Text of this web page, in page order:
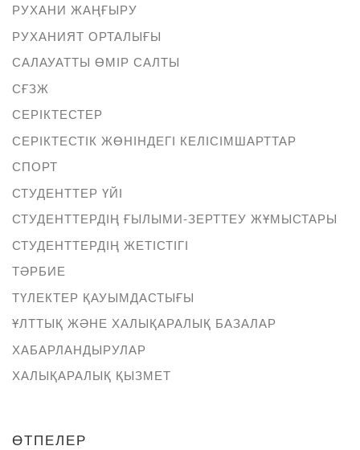
РУХАНИ ЖАҢҒЫРУ
РУХАНИЯТ ОРТАЛЫҒЫ
САЛАУАТТЫ ӨМІР САЛТЫ
СҒЗЖ
СЕРІКТЕСТЕР
СЕРІКТЕСТІК ЖӨНІНДЕГІ КЕЛІСІМШАРТТАР
СПОРТ
СТУДЕНТТЕР ҮЙІ
СТУДЕНТТЕРДІҢ ҒЫЛЫМИ-ЗЕРТТЕУ ЖҰМЫСТАРЫ
СТУДЕНТТЕРДІҢ ЖЕТІСТІГІ
ТӘРБИЕ
ТҮЛЕКТЕР ҚАУЫМДАСТЫҒЫ
ҰЛТТЫҚ ЖӘНЕ ХАЛЫҚАРАЛЫҚ БАЗАЛАР
ХАБАРЛАНДЫРУЛАР
ХАЛЫҚАРАЛЫҚ ҚЫЗМЕТ
ӨТПЕЛЕР